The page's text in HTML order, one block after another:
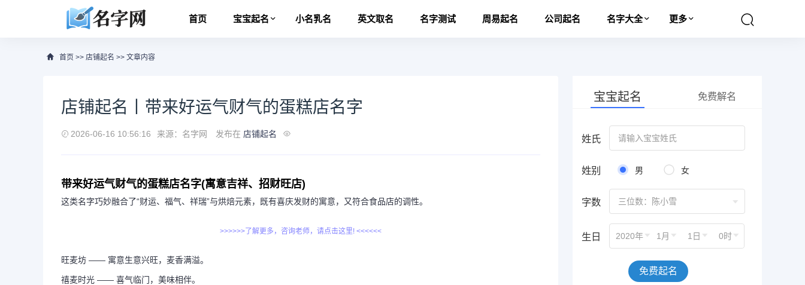
首页 宝宝起名 小名乳名 英文取名 名字测试 周易起名 公司起名 名字大全 更多
首页 >> 店铺起名 >> 文章内容
店铺起名丨带来好运气财气的蛋糕店名字
2026-06-16 10:56:16 来源：名字网 发布在 店铺起名
带来好运气财气的蛋糕店名字(寓意吉祥、招财旺店)
这类名字巧妙融合了“财运、福气、祥瑞”与烘焙元素，既有喜庆发财的寓意，又符合食品店的调性。
>>>>>>了解更多，咨询老师，请点击这里! <<<<<<
旺麦坊 —— 寓意生意兴旺，麦香满溢。
禧麦时光 —— 喜气临门，美味相伴。
宝宝起名 免费解名
姓氏
姓别 男 女
字数 三位数：陈小雪
生日 2020年 1月 1日 0时
免费起名